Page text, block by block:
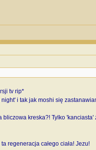
tv rip*
i tak jak moshi się
kreska?! Tylko 'kanciasta'
regeneracja całego ciała! Jezu!